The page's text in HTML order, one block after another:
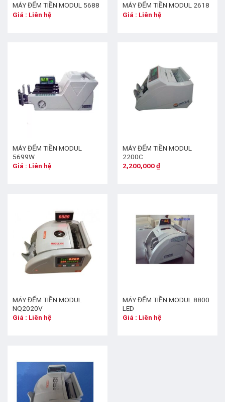
MÁY ĐẾM TIỀN MODUL 5688
Giá : Liên hệ
MÁY ĐẾM TIỀN MODUL 2618
Giá : Liên hệ
MÁY ĐẾM TIỀN MODUL
5699W
Giá : Liên hệ
MÁY ĐẾM TIỀN MODUL
2200C
2,200,000₫
MÁY ĐẾM TIỀN MODUL
NQ2020V
Giá : Liên hệ
MÁY ĐẾM TIỀN MODUL 8800
LED
Giá : Liên hệ